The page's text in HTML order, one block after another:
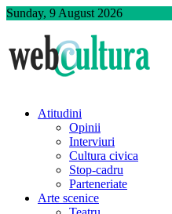
Skip
Sunday, 9 August 2026
Atitudini
Opinii
Interviuri
Cultura civica
Stop-cadru
Parteneriate
Arte scenice